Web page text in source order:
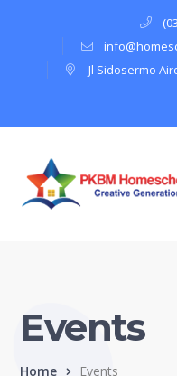
Jl Sidosermo
Events
Home Events